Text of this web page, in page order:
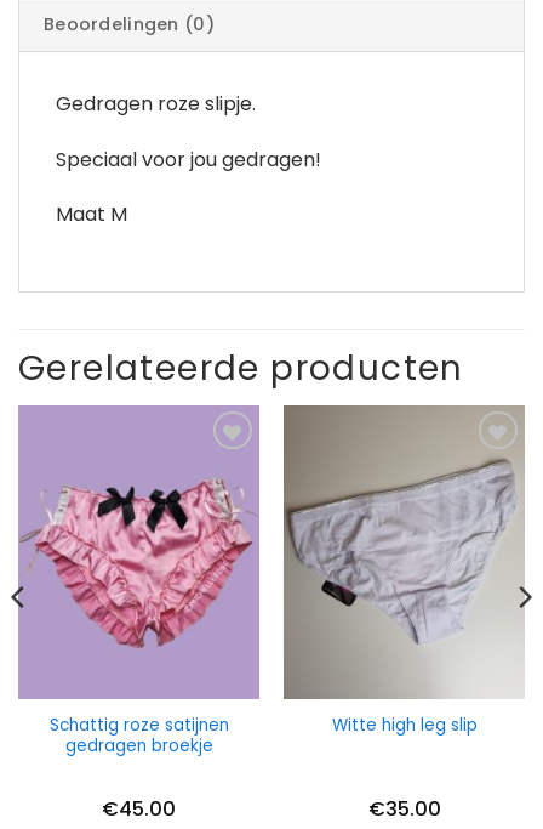
Beoordelingen (0)
Gedragen roze slipje.
Speciaal voor jou gedragen!
Maat M
Gerelateerde producten
Schattig roze satijnen
gedragen broekje
€45.00
Witte high leg slip
€35.00